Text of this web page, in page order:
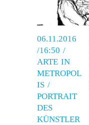
06.11.2016
/16:50 /
ARTE IN
METROPOL
IS /
PORTRAIT
DES
KÜNSTLER